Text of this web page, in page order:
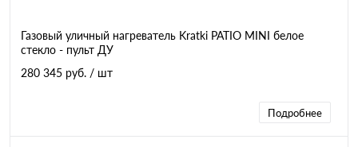
Газовый уличный нагреватель Kratki PATIO MINI белое
стекло - пульт ДУ
280 345 руб. / шт
Подробнее